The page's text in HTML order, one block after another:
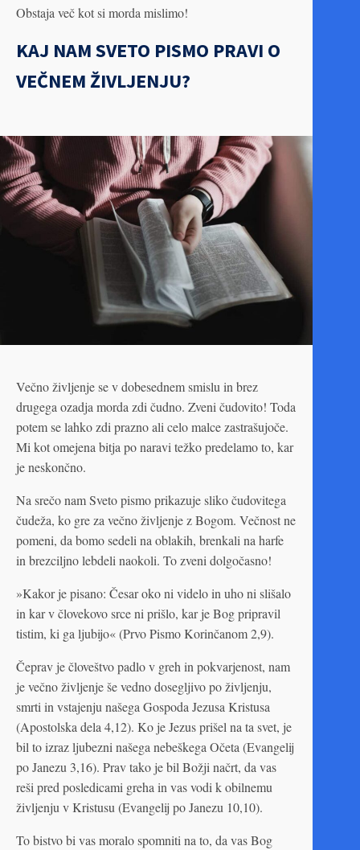
Obstaja več kot si morda mislimo!
KAJ NAM SVETO PISMO PRAVI O
VEČNEM ŽIVLJENJU?
Večno življenje se v dobesednem smislu in brez
drugega ozadja morda zdi čudno. Zveni čudovito! Toda
potem se lahko zdi prazno ali celo malce zastrašujoče.
Mi kot omejena bitja po naravi težko predelamo to, kar
je neskončno.
Na srečo nam Sveto pismo prikazuje sliko čudovitega
čudeža, ko gre za večno življenje z Bogom. Večnost ne
pomeni, da bomo sedeli na oblakih, brenkali na harfe
in brezciljno lebdeli naokoli. To zveni dolgočasno!
»Kakor je pisano: Česar oko ni videlo in uho ni slišalo
in kar v človekovo srce ni prišlo, kar je Bog pripravil
tistim, ki ga ljubijo« (Prvo Pismo Korinčanom 2,9).
Čeprav je človeštvo padlo v greh in pokvarjenost, nam
je večno življenje še vedno dosegljivo po življenju,
smrti in vstajenju našega Gospoda Jezusa Kristusa
(Apostolska dela 4,12). Ko je Jezus prišel na ta svet, je
bil to izraz ljubezni našega nebeškega Očeta (Evangelij
po Janezu 3,16). Prav tako je bil Božji načrt, da vas
reši pred posledicami greha in vas vodi k obilnemu
življenju v Kristusu (Evangelij po Janezu 10,10).
To bistvo bi vas moralo spomniti na to, da vas Bog